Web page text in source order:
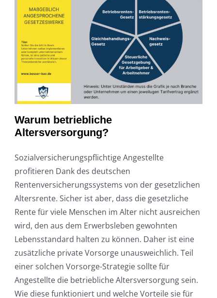
Warum betriebliche
Altersversorgung?
Sozialversicherungspflichtige Angestellte
profitieren Dank des deutschen
Rentenversicherungssystems von der gesetzlichen
Altersrente. Sicher ist aber, dass die gesetzliche
Rente für viele Menschen im Alter nicht ausreichen
wird, den aus dem Erwerbsleben gewohnten
Lebensstandard halten zu können. Daher ist eine
zusätzliche private Vorsorge unausweichlich. Teil
einer solchen Vorsorge-Strategie sollte für
Angestellte die betriebliche Altersversorgung sein.
Wie diese funktioniert und welche Vorteile sie für